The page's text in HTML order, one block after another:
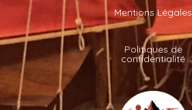
Mentions Légales
Politiques de
confidentialité